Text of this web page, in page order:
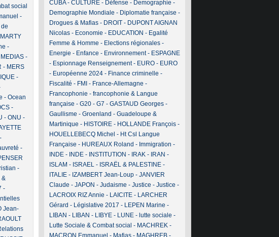
social
-
MARTY
-
MEDIAS-
- MERS
-
- Ocean
-
- ONU -
-
-
-
&
-
Jean-
CUBA- CULTURE- Défense - Demographie -
Demographie Mondiale - Diplomatie française -
Drogues & Mafias- DROIT- DUPONT AIGNAN
Nicolas- Economie - EDUCATION - Egalité
Femme & Homme - Elections régionales-
Energie - Enfance - Environnement- ESPAGNE
- Espionnage Renseignement- EURO- EURO
- Européenne 2024- Finance criminelle -
Fiscalité - FMI - France-Allemagne -
Francophonie - francophonie & Langue
française - G20- G7 - GASTAUD Georges-
Gaullisme - Groenland - Guadeloupe &
Martinique - HISTOIRE- HOLLANDE François-
HOUELLEBECQ Michel - Ht Csl Langue
Française - HUREAUX Roland - Immigration -
INDE- INDE- INSTITUTION - IRAK- IRAN -
ISLAM - ISRAEL- ISRAËL & PALESTINE-
ITALIE- IZAMBERT Jean-Loup- JANVIER
Claude - JAPON - Judaisme - Justice - Justice -
LACROIX RIZ Annie - LAICITE- LARCHER
Gérard - Législative 2017 - LEPEN Marine -
LIBAN - LIBAN - LIBYE- LUNE- lutte sociale -
Lutte Sociale & Combat social - MACHREK-
MACRON Emmanuel - Mafias- MAGHREB-